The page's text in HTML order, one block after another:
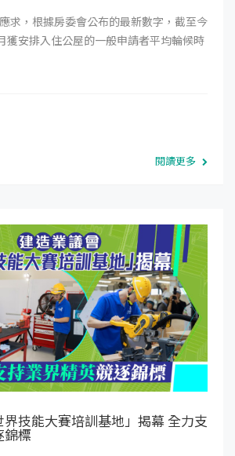
求，根據房委會公布的最新數字，截至今
獲安排入住公屋的一般申請者平均輪候時
閱讀更多
技能大賽培訓基地」揭幕 全力支
錦標